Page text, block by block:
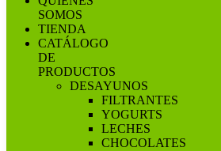
SOMOS
TIENDA
CATÁLOGO
DE
PRODUCTOS
DESAYUNOS
FILTRANTES
YOGURTS
LECHES
CHOCOLATES